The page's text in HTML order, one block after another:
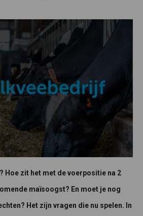
Hoe zit het met de voerpositie na 2
maïsoogst? En moet je nog
Het zijn vragen die nu spelen. In